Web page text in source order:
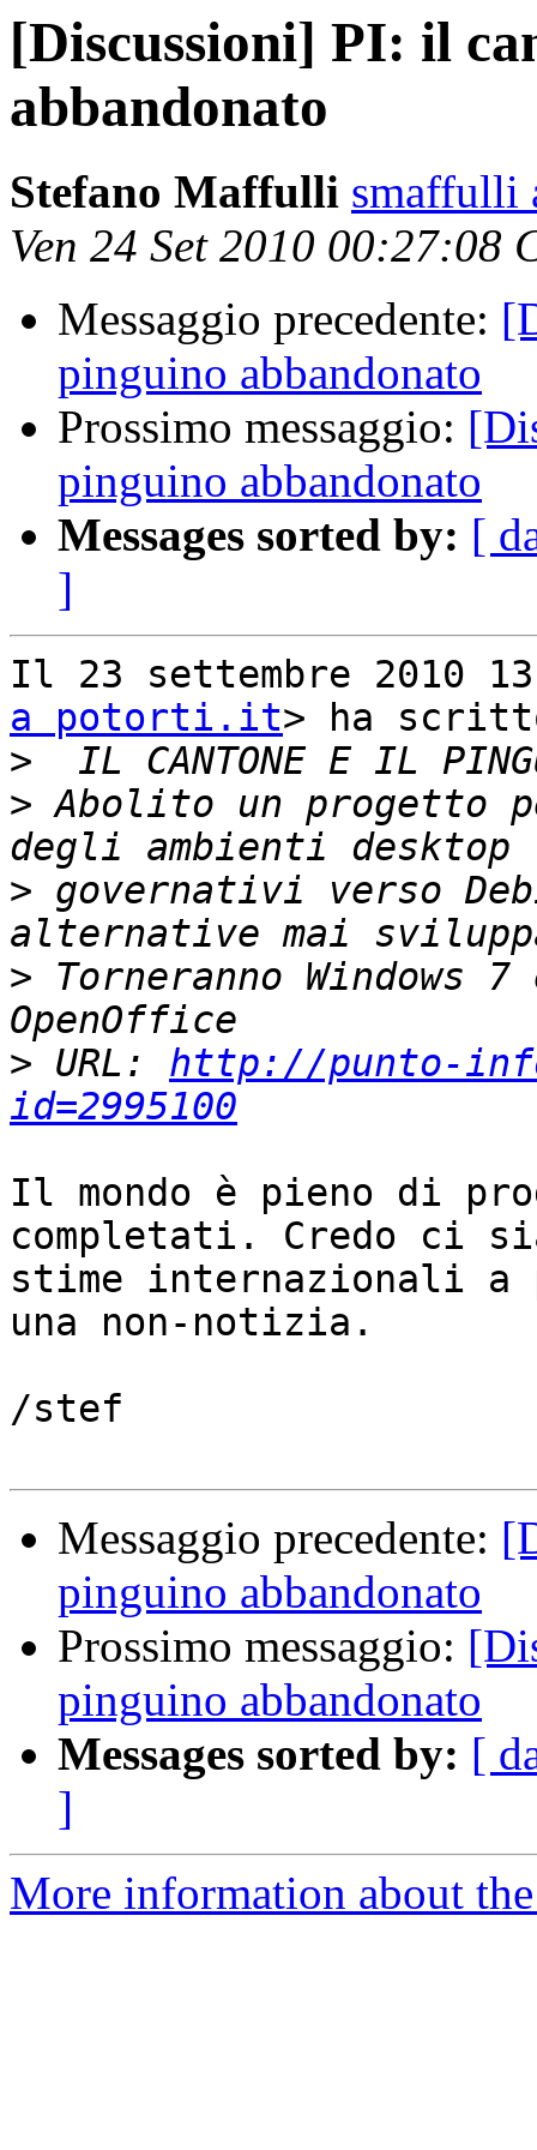
[Discussioni] PI: il
abbandonato
Stefano Maffulli smaffulli
Ven 24 Set 2010 00:27:08
Messaggio precedente:
pinguino abbandonato
Prossimo messaggio:
pinguino abbandonato
Messages sorted by: [
]
Il 23 settembre 2010
a potorti.it> ha
>
> Abolito un progetto
> governativi verso
> Torneranno Windows
> URL: http://punto-
id=2995100
Il mondo è pieno di
completati. Credo ci
stime internazionali
una non-notizia.
/stef
Messaggio precedente:
pinguino abbandonato
Prossimo messaggio:
pinguino abbandonato
Messages sorted by: [
]
More information about